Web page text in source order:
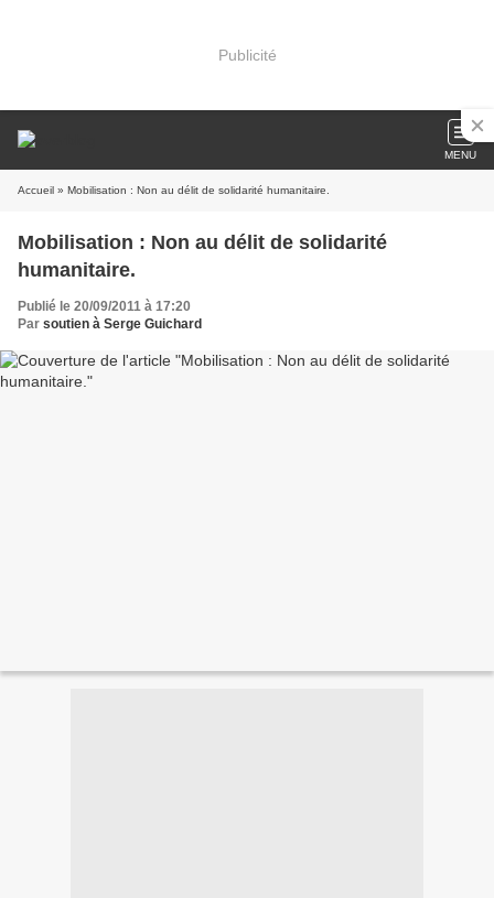
Publicité
MENU
Accueil » Mobilisation : Non au délit de solidarité humanitaire.
Mobilisation : Non au délit de solidarité
humanitaire.
Publié le 20/09/2011 à 17:20
Par soutien à Serge Guichard